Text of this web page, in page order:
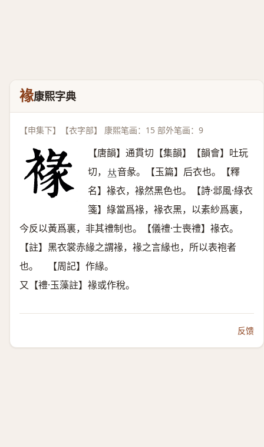
褖康熙字典
【申集下】【衣字部】 康熙笔画：15 部外笔画：9
【唐韻】通貫切【集韻】【韻會】吐玩
切， 𠀤音彖。【玉篇】后衣也。【釋
名】褖衣，褖然黑色也。【詩·邶風·綠衣
箋】綠當爲褖，褖衣黑，以素紗爲裏，
今反以黃爲裏，非其禮制也。【儀禮·士喪禮】褖衣。
【註】黑衣裳赤緣之謂褖，褖之言緣也，所以表袍者
也。 【周記】作緣。
又【禮·玉藻註】褖或作稅。
反馈